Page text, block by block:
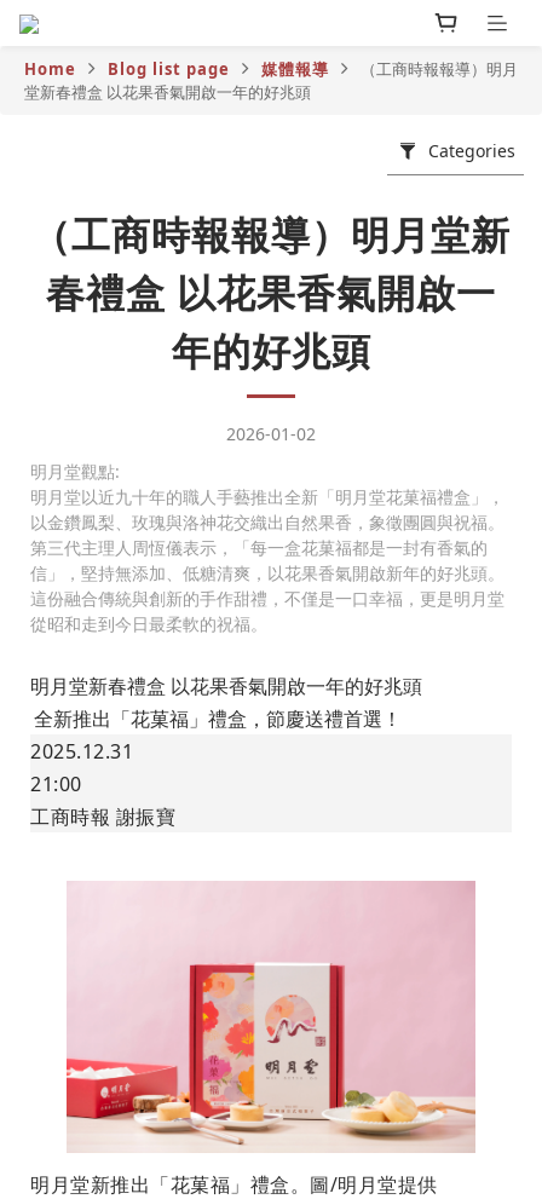
Home Blog list page 媒體報導
（工商時報報導）明月
堂新春禮盒 以花果香氣開啟一年的好兆頭
Categories
（工商時報報導）明月堂新
春禮盒 以花果香氣開啟一
年的好兆頭
2026-01-02
明月堂觀點:
明月堂以近九十年的職人手藝推出全新「明月堂花菓福禮盒」，
以金鑽鳳梨、玫瑰與洛神花交織出自然果香，象徵團圓與祝福。
第三代主理人周恆儀表示，「每一盒花菓福都是一封有香氣的
信」，堅持無添加、低糖清爽，以花果香氣開啟新年的好兆頭。
這份融合傳統與創新的手作甜禮，不僅是一口幸福，更是明月堂
從昭和走到今日最柔軟的祝福。
明月堂新春禮盒 以花果香氣開啟一年的好兆頭
全新推出「花菓福」禮盒，節慶送禮首選！
2025.12.31
21:00
工商時報 謝振寶
明月堂新推出「花菓福」禮盒。圖/明月堂提供